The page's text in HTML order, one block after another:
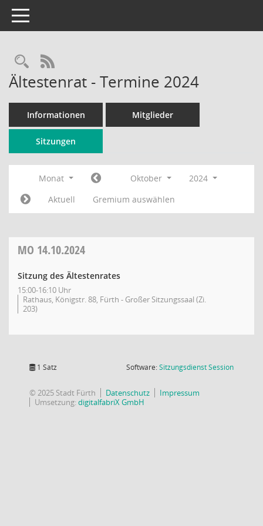
Toggle navigation
Rechercheauswahl
RSS-Feed
Ältestenrat - Termine 2024
Informationen Mitglieder
Sitzungen
Monat Oktober
2024
Aktuell
Gremium auswählen
MO 14.10.2024
Sitzung des Ältestenrates
15:00-16:10 Uhr
Rathaus, Königstr. 88, Fürth - Großer Sitzungssaal (Zi.
203)
1 Satz Software:SitzungsdienstSession(Wird in
© 2025 Stadt Fürth Datenschutz
Impressum
Umsetzung:digitalfabriX GmbH